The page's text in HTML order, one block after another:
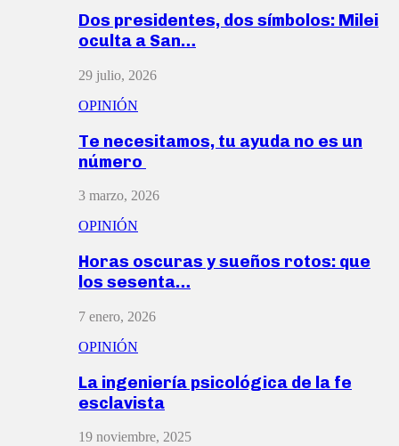
Dos presidentes, dos símbolos: Milei
oculta a San…
29 julio, 2026
OPINIÓN
Te necesitamos, tu ayuda no es un
número
3 marzo, 2026
OPINIÓN
Horas oscuras y sueños rotos: que
los sesenta…
7 enero, 2026
OPINIÓN
La ingeniería psicológica de la fe
esclavista
19 noviembre, 2025